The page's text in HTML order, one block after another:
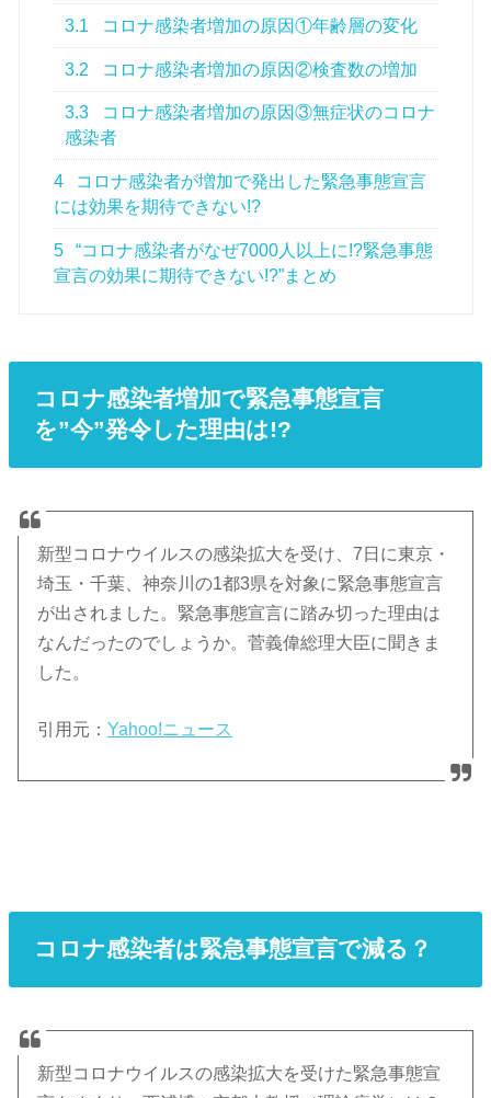
3.1 コロナ感染者増加の原因①年齢層の変化
3.2 コロナ感染者増加の原因②検査数の増加
3.3
コロナ感染者増加の原因③無症状のコロナ
感染者
4
コロナ感染者が増加で発出した緊急事態宣言
には効果を期待できない!?
5
“コロナ感染者がなぜ7000人以上に!?緊急事態
宣言の効果に期待できない!?”まとめ
コロナ感染者増加で緊急事態宣言
を”今”発令した理由は!?
新型コロナウイルスの感染拡大を受け、7日に東京・
埼玉・千葉、神奈川の1都3県を対象に緊急事態宣言
が出されました。緊急事態宣言に踏み切った理由は
なんだったのでしょうか。菅義偉総理大臣に聞きま
した。
引用元：Yahoo!ニュース
コロナ感染者は緊急事態宣言で減る？
新型コロナウイルスの感染拡大を受けた緊急事態宣